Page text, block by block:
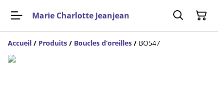
Marie Charlotte Jeanjean
Accueil / Produits / Boucles d’oreilles / BO547